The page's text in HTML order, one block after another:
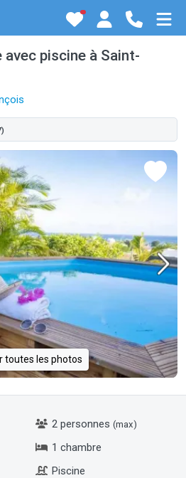
piscine à Saint-
toutes les photos
2 personnes (max)
1 chambre
Piscine